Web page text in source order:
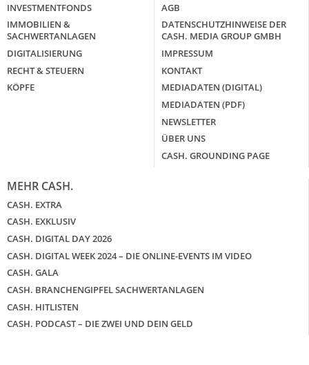
INVESTMENTFONDS
IMMOBILIEN &
SACHWERTANLAGEN
DIGITALISIERUNG
RECHT & STEUERN
KÖPFE
AGB
DATENSCHUTZHINWEISE DER
CASH. MEDIA GROUP GMBH
IMPRESSUM
KONTAKT
MEDIADATEN (DIGITAL)
MEDIADATEN (PDF)
NEWSLETTER
ÜBER UNS
CASH. GROUNDING PAGE
MEHR CASH.
CASH. EXTRA
CASH. EXKLUSIV
CASH. DIGITAL DAY 2026
CASH. DIGITAL WEEK 2024 – DIE ONLINE-EVENTS IM VIDEO
CASH. GALA
CASH. BRANCHENGIPFEL SACHWERTANLAGEN
CASH. HITLISTEN
CASH. PODCAST – DIE ZWEI UND DEIN GELD